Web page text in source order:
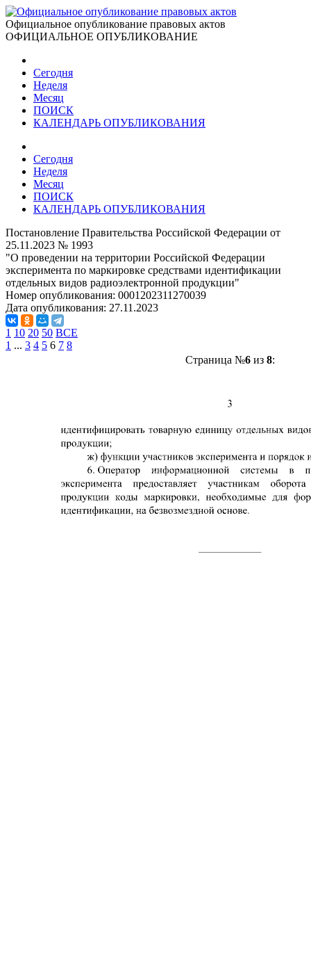
Официальное опубликование правовых актов
ОФИЦИАЛЬНОЕ ОПУБЛИКОВАНИЕ
Сегодня
Неделя
Месяц
ПОИСК
КАЛЕНДАРЬ ОПУБЛИКОВАНИЯ
Сегодня
Неделя
Месяц
ПОИСК
КАЛЕНДАРЬ ОПУБЛИКОВАНИЯ
Постановление Правительства Российской Федерации от
25.11.2023 № 1993
"О проведении на территории Российской Федерации
эксперимента по маркировке средствами идентификации
отдельных видов радиоэлектронной продукции"
Номер опубликования: 0001202311270039
Дата опубликования: 27.11.2023
1 10 20 50 ВСЕ
1 ... 3 4 5 6 7 8
Страница №6из 8: